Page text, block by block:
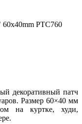
PTC760
декоративный патч
Размер 60×40 мм
на куртке, худи,